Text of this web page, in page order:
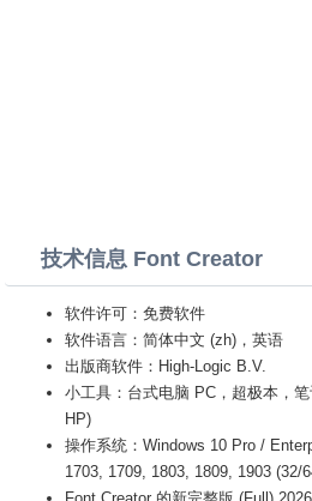
技术信息 Font Creator
软件许可：免费软件
软件语言：简体中文 (zh)，英语
出版商软件：High-Logic B.V.
小工具：台式电脑 PC，超极本，
HP)
操作系统：Windows 10 Pro /
1703, 1709, 1803, 1809, 1903 (32/